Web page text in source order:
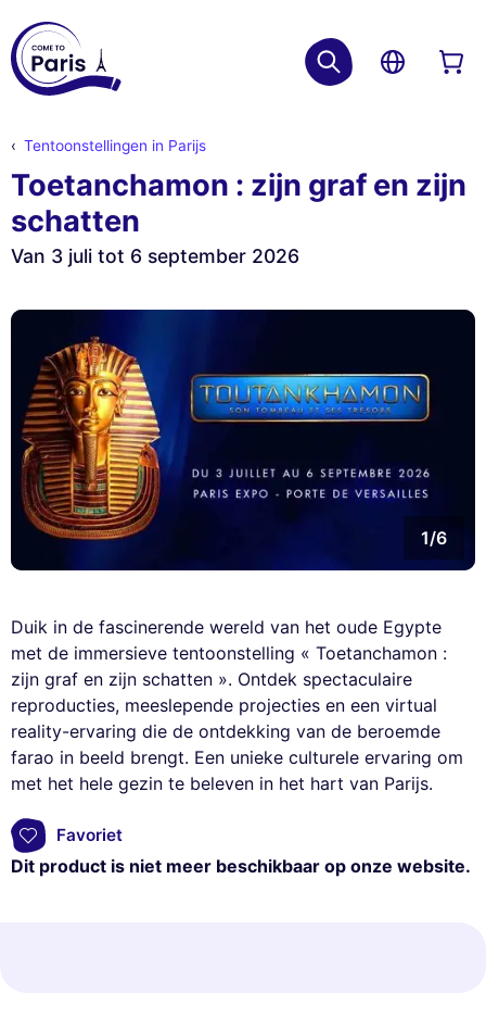
Tentoonstellingen in Parijs
Toetanchamon : zijn graf en zijn
schatten
Van 3 juli tot 6 september 2026
1/6
Duik in de fascinerende wereld van het oude Egypte
met de immersieve tentoonstelling « Toetanchamon :
zijn graf en zijn schatten ». Ontdek spectaculaire
reproducties, meeslepende projecties en een virtual
reality-ervaring die de ontdekking van de beroemde
farao in beeld brengt. Een unieke culturele ervaring om
met het hele gezin te beleven in het hart van Parijs.
Favoriet
Dit product is niet meer beschikbaar op onze website.